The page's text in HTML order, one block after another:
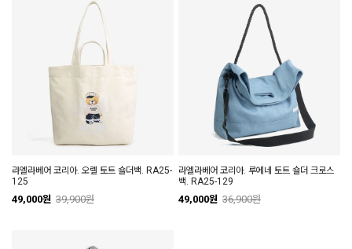
라엘라베어 코리아. 오렐 토트 숄더백. RA25-
125
49,000원 39,900원
라엘라베어 코리아. 루에네 토트 숄더 크로스
백. RA25-129
49,000원 36,900원